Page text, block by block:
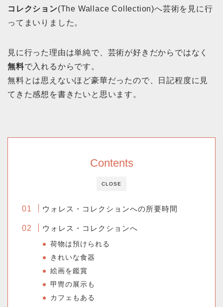
コレクション(The Wallace Collection)へ芸術を見に行
ってまいりました。
見に行った理由は単純で、芸術が好きだからではなく
無料で入れるからです。
無料とは思えないほど豪華だったので、日記程度に見
てきた感想を書きたいと思います。
CLOSE
Contents
ウォレス・コレクションへの所要時間
ウォレス・コレクションへ
荷物は預けられる
きれいな食器
絵画を鑑賞
甲冑の展示も
カフェもある